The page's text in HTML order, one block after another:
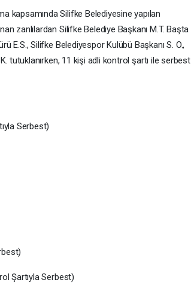
kapsamında Silifke Belediyesine yapılan
zanlılardan Silifke Belediye Başkanı M.T. Başta
E.S., Silifke Belediyespor Kulübü Başkanı S. O.,
tutuklanırken, 11 kişi adli kontrol şartı ile serbest
Serbest)
Şartıyla Serbest)